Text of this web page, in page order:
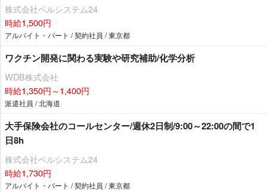
株式会社ベルシステム24
時給1,500円
アルバイト・パート / 契約社員 / 東京都
ワクチン開発に関わる実験や研究補助/化学分析
WDB株式会社
時給1,350円～1,400円
派遣社員 / 北海道
大手保険会社のコールセンター/週休2日制/9:00～22:00の間で1
日8h
株式会社ベルシステム24
時給1,730円
アルバイト・パート / 契約社員 / 東京都